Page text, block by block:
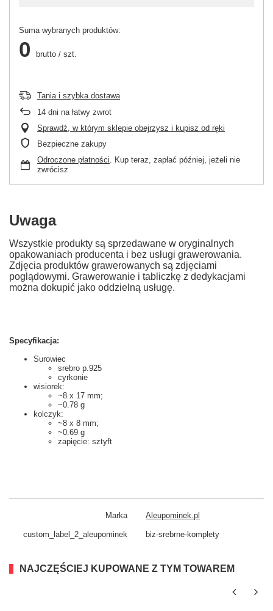
Suma wybranych produktów:
0 brutto / szt.
Tania i szybka dostawa
14 dni na łatwy zwrot
Sprawdź, w którym sklepie obejrzysz i kupisz od ręki
Bezpieczne zakupy
Odroczone płatności. Kup teraz, zapłać później, jeżeli nie
zwrócisz
Uwaga
Wszystkie produkty są sprzedawane w oryginalnych
opakowaniach producenta i bez usługi grawerowania.
Zdjęcia produktów grawerowanych są zdjęciami
poglądowymi. Grawerowanie i tabliczkę z dedykacjami
można dokupić jako oddzielną usługę.
Specyfikacja:
Surowiec
srebro p.925
cyrkonie
wisiorek:
~8 x 17 mm;
~0.78 g
kolczyk:
~8 x 8 mm;
~0.69 g
zapięcie: sztyft
Marka Aleupominek.pl
custom_​label_​2_aleupominek biz-srebrne-komplety
NAJCZĘŚCIEJ KUPOWANE Z TYM TOWAREM